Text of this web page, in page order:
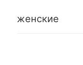
женские